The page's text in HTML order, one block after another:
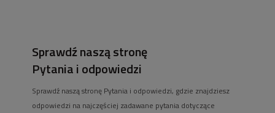
Sprawdź naszą stronę
Pytania i odpowiedzi
Sprawdź naszą stronę Pytania i odpowiedzi, gdzie znajdziesz
odpowiedzi na najczęściej zadawane pytania dotyczące